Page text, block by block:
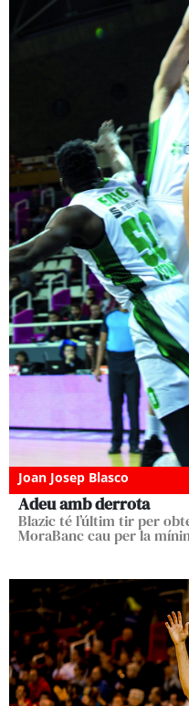
Joan Josep Blasco
Adeu amb derrota
Blazic té l’últim tir per
MoraBanc cau per la